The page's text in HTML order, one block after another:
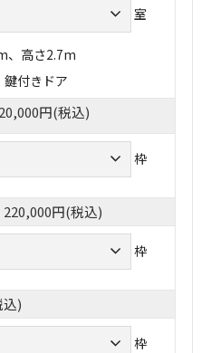
室
、高さ2.7m
鍵付きドア
円(税込)
枠
円(税込)
枠
)
枠